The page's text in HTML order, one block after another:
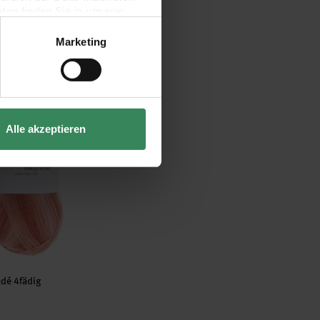
Marketing
Alle akzeptieren
4fädig